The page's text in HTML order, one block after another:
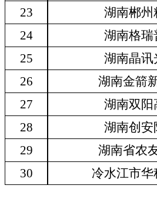
23
湖南郴州
24
湖南格瑞
25
湖南晶讯
26
湖南金箭
27
湖南双阳
28
湖南创安
29
湖南省农
30
冷水江市